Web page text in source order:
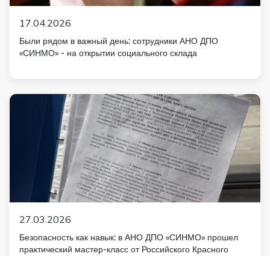
17.04.2026
Были рядом в важный день: сотрудники АНО ДПО
«СИНМО» - на открытии социального склада
27.03.2026
Безопасность как навык: в АНО ДПО «СИНМО» прошел
практический мастер-класс от Российского Красного